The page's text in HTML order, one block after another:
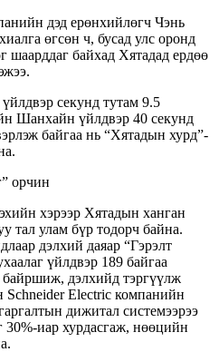
дэд ерөнхийлөгч Чэнь
өгсөн ч, бусад улс оронд
шаарддаг байхад Хятадад ердөө
секунд тутам 9.5
Шанхайн үйлдвэр 40 секунд
байгаа нь “Хятадын хурд”-
орчин
хэрээр Хятадын ханган
тал улам бүр тодорч байна.
дэлхий даяар “Гэрэлт
үйлдвэр 189 байгаа
байршиж, дэлхийд тэргүүлж
Electric компанийн
дижитал системээрээ
30%-иар хурдасгаж, нөөцийн